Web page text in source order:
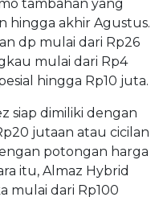
tambahan yang
hingga akhir Agustus.
dp mulai dari Rp26
mulai dari Rp4
hingga Rp10 juta.
siap dimiliki dengan
jutaan atau cicilan
potongan harga
itu, Almaz Hybrid
mulai dari Rp100